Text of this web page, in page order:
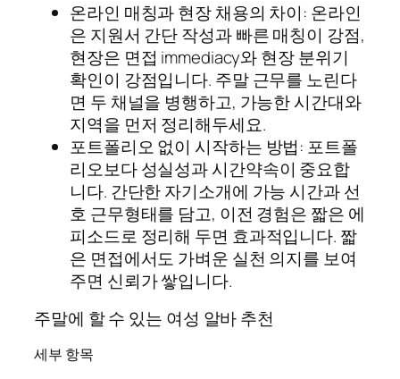
온라인 매칭과 현장 채용의 차이: 온라인
은 지원서 간단 작성과 빠른 매칭이 강점,
현장은 면접 immediacy와 현장 분위기
확인이 강점입니다. 주말 근무를 노린다
면 두 채널을 병행하고, 가능한 시간대와
지역을 먼저 정리해두세요.
포트폴리오 없이 시작하는 방법: 포트폴
리오보다 성실성과 시간약속이 중요합
니다. 간단한 자기소개에 가능 시간과 선
호 근무형태를 담고, 이전 경험은 짧은 에
피소드로 정리해 두면 효과적입니다. 짧
은 면접에서도 가벼운 실천 의지를 보여
주면 신뢰가 쌓입니다.
주말에 할 수 있는 여성 알바 추천
세부 항목